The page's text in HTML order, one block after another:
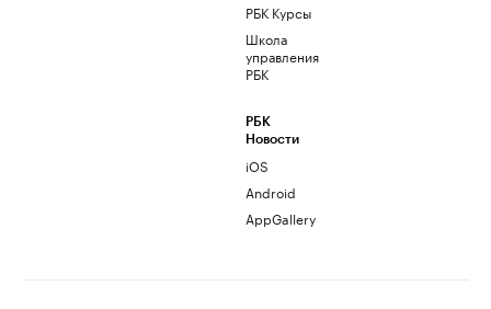
РБК Курсы
Школа
управления
РБК
РБК
Новости
iOS
Android
AppGallery